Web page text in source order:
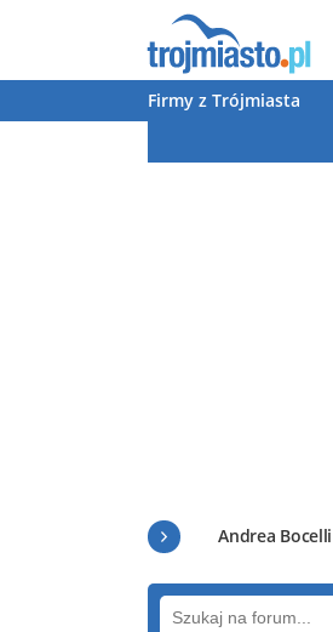
Firmy z Trójmiasta
Andrea Bocelli